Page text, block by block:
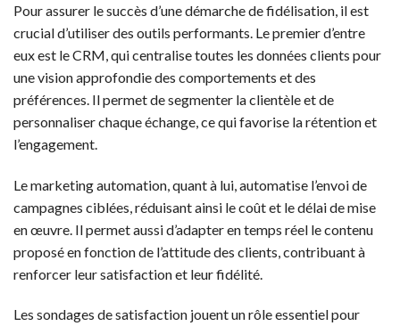
Pour assurer le succès d’une démarche de fidélisation, il est
crucial d’utiliser des outils performants. Le premier d’entre
eux est le CRM, qui centralise toutes les données clients pour
une vision approfondie des comportements et des
préférences. Il permet de segmenter la clientèle et de
personnaliser chaque échange, ce qui favorise la rétention et
l’engagement.
Le marketing automation, quant à lui, automatise l’envoi de
campagnes ciblées, réduisant ainsi le coût et le délai de mise
en œuvre. Il permet aussi d’adapter en temps réel le contenu
proposé en fonction de l’attitude des clients, contribuant à
renforcer leur satisfaction et leur fidélité.
Les sondages de satisfaction jouent un rôle essentiel pour